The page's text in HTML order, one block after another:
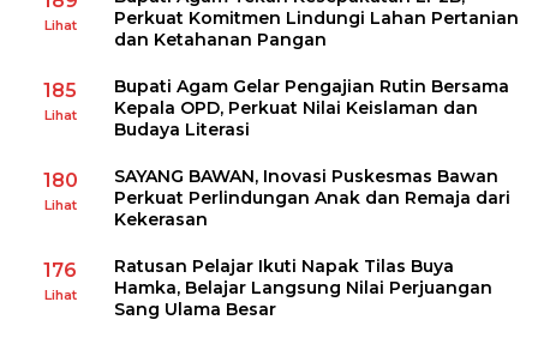
Lihat
Perkuat Komitmen Lindungi Lahan Pertanian
dan Ketahanan Pangan
185
Lihat
Bupati Agam Gelar Pengajian Rutin Bersama
Kepala OPD, Perkuat Nilai Keislaman dan
Budaya Literasi
180
Lihat
SAYANG BAWAN, Inovasi Puskesmas Bawan
Perkuat Perlindungan Anak dan Remaja dari
Kekerasan
176
Lihat
Ratusan Pelajar Ikuti Napak Tilas Buya
Hamka, Belajar Langsung Nilai Perjuangan
Sang Ulama Besar